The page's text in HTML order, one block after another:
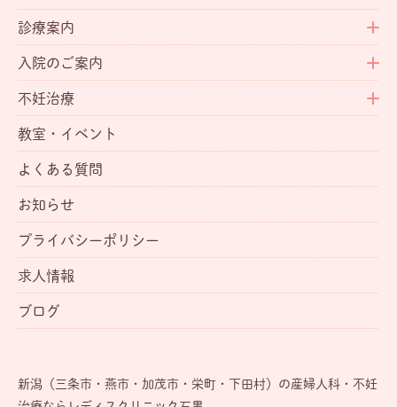
診療案内
入院のご案内
不妊治療
教室・イベント
よくある質問
お知らせ
プライバシーポリシー
求人情報
ブログ
新潟（三条市・燕市・加茂市・栄町・下田村）の産婦人科・不妊